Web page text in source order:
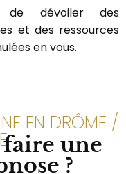
dévoiler des
et des ressources
en vous.
EN DRÔME /
faire une
?